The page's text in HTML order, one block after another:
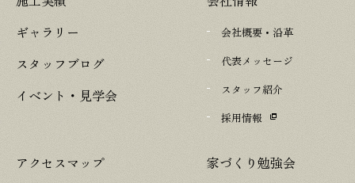
ギャラリー
スタッフブログ
イベント・見学会
会社概要・沿革
代表メッセージ
スタッフ紹介
採用情報
アクセスマップ
家づくり勉強会